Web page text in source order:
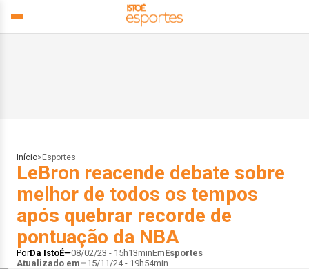
Início> Esportes
LeBron reacende debate sobre
melhor de todos os tempos
após quebrar recorde de
pontuação da NBA
PorDa IstoÉ 08/02/23 - 15h13minEmEsportes
Atualizado em
15/11/24 - 19h54min